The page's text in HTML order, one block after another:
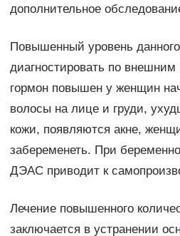
дополнительное
Повышенный уровень
диагностировать по внешним
гормон повышен у женщин
волосы на лице и груди,
кожи, появляются акне,
забеременеть. При
ДЭАС приводит к
Лечение повышенного
заключается в устранении